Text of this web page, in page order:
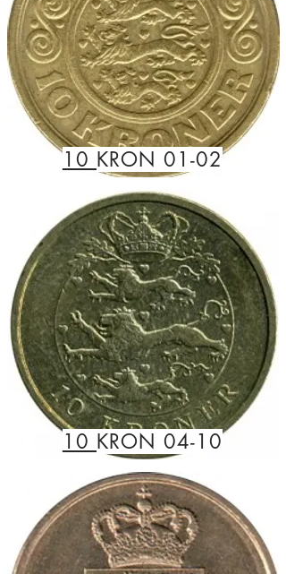
10 KRON 01-02
10 KRON 04-10